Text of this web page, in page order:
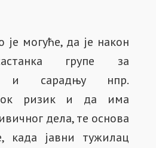
могуће, да је након
групе за
и сарадњу нпр.
ризик и да има
дела, те основа
када јавни тужилац